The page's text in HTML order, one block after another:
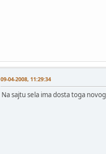
09-04-2008, 11:29:34
Na sajtu sela ima dosta toga